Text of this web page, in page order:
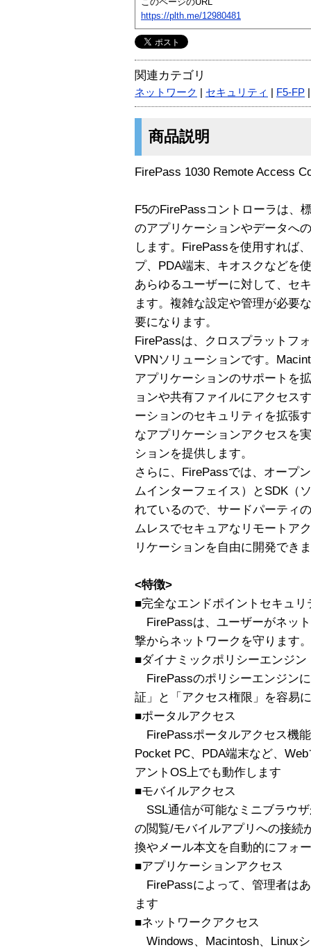
https://plth.me/12980481
関連カテゴリ
ネットワーク セキュリティ F5-FP
商品説明
FirePass 1030 Remote Access
F5のFirePassコントローラは、
のアプリケーションやデータへ
します。FirePassを使用すれば
プ、PDA端末、キオスクなどを
あらゆるユーザーに対して、セ
ます。複雑な設定や管理が必要
要になります。
FirePassは、クロスプラットフ
VPNソリューションです。
アプリケーションのサポートを
ョンや共有ファイルにアクセス
ーションのセキュリティを拡張
なアプリケーションアクセスを
ションを提供します。
さらに、FirePassでは、オープ
ムインターフェイス）とSDK（
れているので、サードパーティ
ムレスでセキュアなリモートア
リケーションを自由に開発でき
<特徴>
■完全なエンドポイントセキュリ
FirePassは、ユーザーがネッ
撃からネットワークを守ります。
■ダイナミックポリシーエンジン
FirePassのポリシーエンジン
証」と「アクセス権限」を容易
■ポータルアクセス
FirePassポータルアクセス機
Pocket PC、PDA端末など、
アントOS上でも動作します
■モバイルアクセス
SSL通信が可能なミニブラウ
の閲覧/モバイルアプリへの接続
換やメール本文を自動的にフォ
■アプリケーションアクセス
FirePassによって、管理者は
ます
■ネットワークアクセス
Windows、Macintosh、Linux